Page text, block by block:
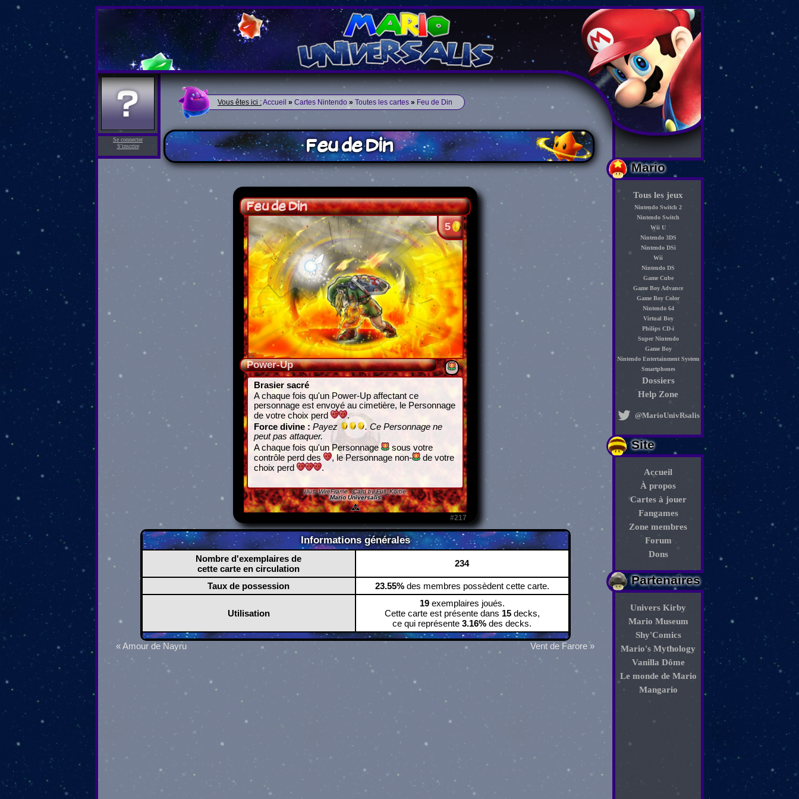
Mario
Tous les jeux
Nintendo Switch 2
Nintendo Switch
Wii U
Nintendo 3DS
Nintendo DSi
Wii
Nintendo DS
Game Cube
Game Boy Advance
Game Boy Color
Nintendo 64
Virtual Boy
Philips CD-i
Super Nintendo
Game Boy
Nintendo Entertainment System
Smartphones
Dossiers
Help Zone
@MarioUnivRsalis
Site
Accueil
À propos
Cartes à jouer
Fangames
Zone membres
Forum
Dons
Partenaires
Univers Kirby
Mario Museum
Shy'Comics
Mario's Mythology
Vanilla Dôme
Le monde de Mario
Mangario
Se connecter
S'inscrire
Vous êtes ici :Accueil » Cartes Nintendo » Toutes les cartes » Feu de Din
Feu de Din
#217
Feu de Din
5
Power-Up
Brasier sacré
A chaque fois qu'un Power-Up affectant ce
personnage est envoyé au cimetière, le Personnage
de votre choix perd
.
Force divine : Payez
. Ce Personnage ne
peut pas attaquer.
A chaque fois qu'un Personnage
sous votre
contrôle perd des
, le Personnage non-
de votre
choix perd
.
Illus.WireFrame- Card by Full_Korbe
Mario Universalis
Informations générales
Nombre d'exemplaires de
cette carte en circulation
234
Taux de possession 23.55%des membres possèdent cette carte.
Utilisation
19exemplaires joués.
Cette carte est présente dans 15decks,
ce qui représente 3.16% des decks.
« Amour de Nayru Vent de Farore »